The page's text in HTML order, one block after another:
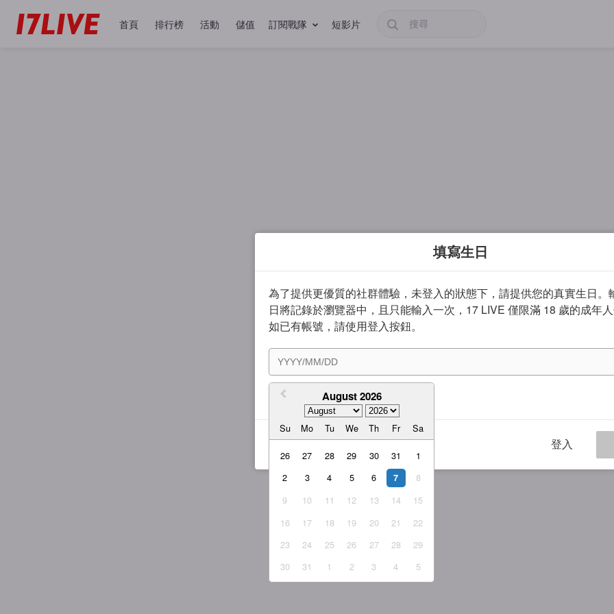
首頁 排行榜 活動 儲值 訂閱戰隊 短影片
填寫生日
為了提供更優質的社群體驗，未登入的狀態下，請提供您的真實生日。
日將記錄於瀏覽器中，且只能輸入一次，17 LIVE 僅限滿 18 歲的成年人
如已有帳號，請使用登入按鈕。
August 2026
Su Mo Tu We Th Fr Sa
26 27 28 29 30 31
1
2
3 4 5 6 7
8
9
10 11 12 13 14
15
16
17 18 19 20 21
22
23
24 25 26 27 28
29
30
31 1 2 3 4 5
我同意 服務條款與隱私權政策
登入